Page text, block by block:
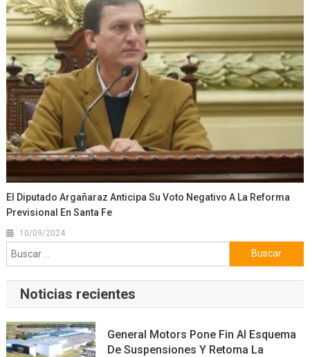
El Diputado Argañaraz Anticipa Su Voto Negativo A La Reforma
Previsional En Santa Fe
10/09/2024
Buscar:
Noticias recientes
General Motors Pone Fin Al Esquema
De Suspensiones Y Retoma La